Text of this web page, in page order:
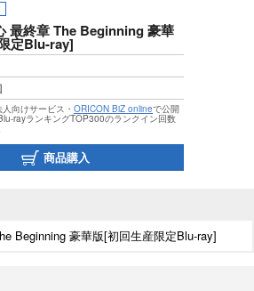
最終章 The Beginning 豪華
定Blu-ray]
向けサービス・ ORICON BiZ onlineで公開
rayランキングTOP300のランクイン回数
商品購入
Beginning 豪華版[初回生産限定Blu-ray]